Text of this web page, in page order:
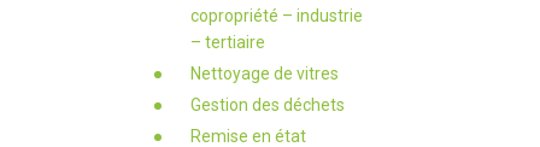
copropriété – industrie
– tertiaire
Nettoyage de vitres
Gestion des déchets
Remise en état